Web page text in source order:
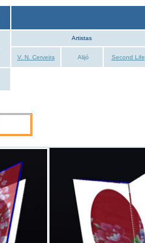
Artistas
V. N. Cerveira Alijó Second Life